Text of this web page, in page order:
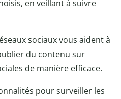
en veillant à suivre
sociaux vous aident à
du contenu sur
de manière efficace.
pour surveiller les